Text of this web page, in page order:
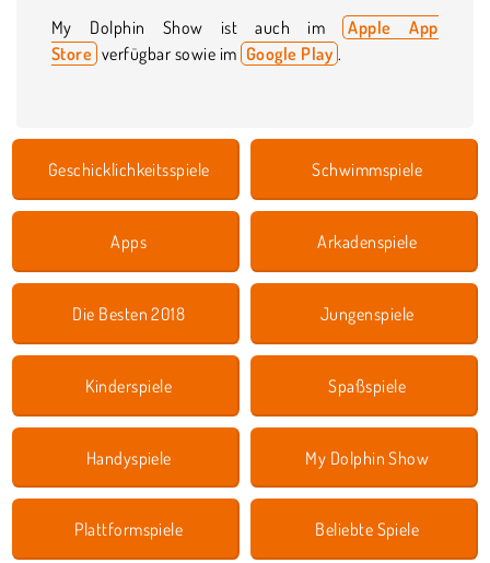
My Dolphin Show ist auch im Apple App
Store verfügbar sowie im Google Play .
Geschicklichkeitsspiele Schwimmspiele
Apps Arkadenspiele
Die Besten 2018 Jungenspiele
Kinderspiele Spaßspiele
Handyspiele My Dolphin Show
Plattformspiele Beliebte Spiele